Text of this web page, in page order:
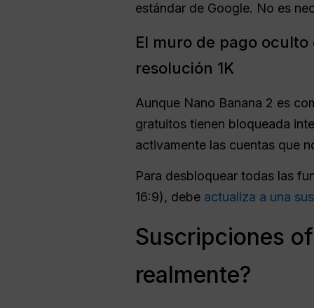
estándar de Google. No es
El muro de pago
resolución 1K
Aunque Nano Banana 2 es
gratuitos tienen bloqueada
activamente las cuentas que
Para desbloquear todas las
16:9), debe actualiza a una
Suscripciones
realmente?